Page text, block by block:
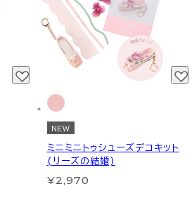
NEW
ミニミニトゥシューズデコキット
(リーズの結婚)
¥2,970